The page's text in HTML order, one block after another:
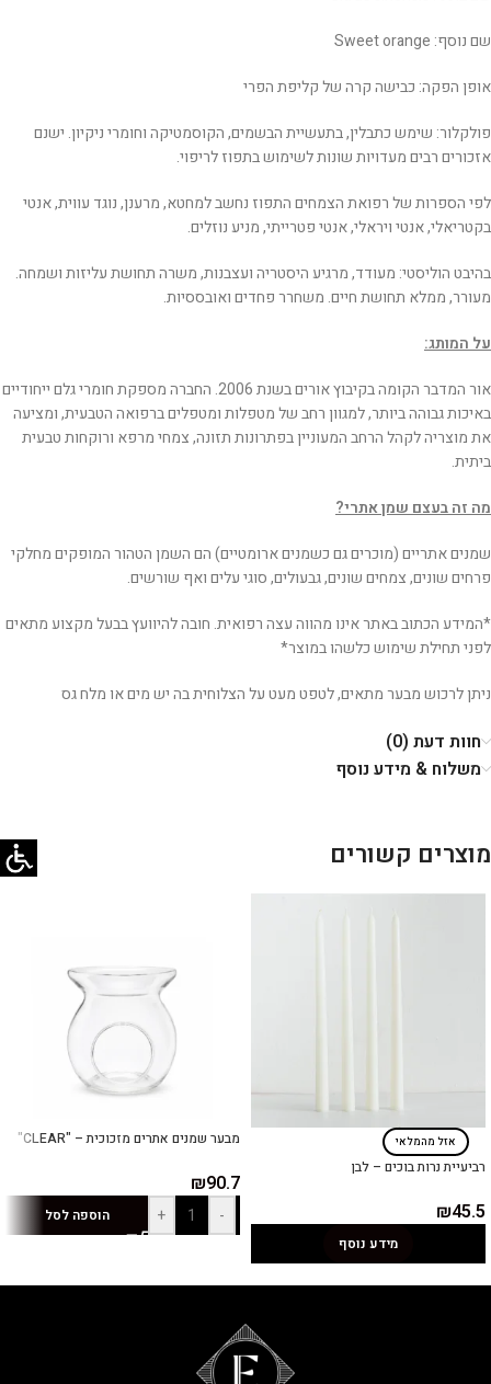
שם נוסף: Sweet orange
אופן הפקה: כבישה קרה של קליפת הפרי
פולקלור: שימש כתבלין, בתעשיית הבשמים, הקוסמטיקה וחומרי ניקיון. ישנם
אזכורים רבים מעדויות שונות לשימוש בתפוז לריפוי.
לפי הספרות של רפואת הצמחים התפוז נחשב למחטא, מרענן, נוגד עווית, אנטי
בקטריאלי, אנטי ויראלי, אנטי פטרייתי, מניע נוזלים.
בהיבט הוליסטי: מעודד, מרגיע היסטריה ועצבנות, משרה תחושת עליזות ושמחה.
מעורר, ממלא תחושת חיים. משחרר פחדים ואובססיות.
על המותג:
אור המדבר הקומה בקיבוץ אורים בשנת 2006. החברה מספקת חומרי גלם ייחודיים
באיכות גבוהה ביותר, למגוון רחב של מטפלות ומטפלים ברפואה הטבעית, ומציעה
את מוצריה לקהל הרחב המעוניין בפתרונות תזונה, צמחי מרפא ורוקחות טבעית
ביתית.
מה זה בעצם שמן אתרי?
ֿשמנים אתריים (מוכרים גם כשמנים ארומטיים) הם השמן הטהור המופקים מחלקי
פרחים שונים, צמחים שונים, גבעולים, סוגי עלים ואף שורשים.
*המידע הכתוב באתר אינו מהווה עצה רפואית. חובה להיוועץ בבעל מקצוע מתאים
לפני תחילת שימוש כלשהו במוצר*
ניתן לרכוש מבער מתאים, לטפט מעט על הצלוחית בה יש מים או מלח גס
חוות דעת (0)
משלוח & מידע נוסף
מוצרים קשורים
אזל מהמלאי
רביעיית נרות בוכים – לבן
₪45.5
מידע נוסף
מבער שמנים אתרים מזכוכית – "CLEAR"
₪90.7
-
+ הוספה לסל